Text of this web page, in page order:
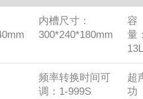
内槽尺寸：
300*240*180mm
容
量
13L
频率转换时间可
调：1-999S
超
功